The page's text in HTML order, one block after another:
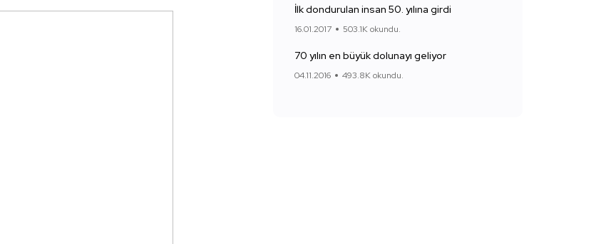
İlk dondurulan insan 50. yılına girdi
16.01.2017 503.1K okundu.
70 yılın en büyük dolunayı geliyor
04.11.2016 493.8K okundu.